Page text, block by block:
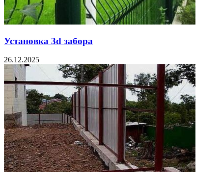
Установка 3d забора
26.12.2025